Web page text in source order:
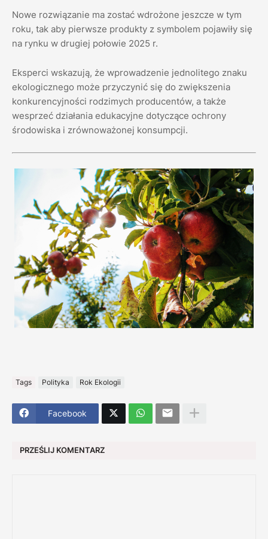
Nowe rozwiązanie ma zostać wdrożone jeszcze w tym
roku, tak aby pierwsze produkty z symbolem pojawiły się
na rynku w drugiej połowie 2025 r.
Eksperci wskazują, że wprowadzenie jednolitego znaku
ekologicznego może przyczynić się do zwiększenia
konkurencyjności rodzimych producentów, a także
wesprzeć działania edukacyjne dotyczące ochrony
środowiska i zrównoważonej konsumpcji.
Tags Polityka Rok Ekologii
Facebook
PRZEŚLIJ KOMENTARZ